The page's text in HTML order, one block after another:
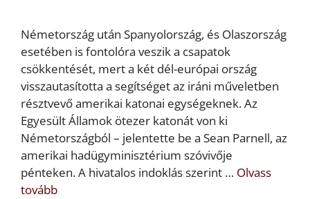
Németország után Spanyolország, és Olaszország
esetében is fontolóra veszik a csapatok
csökkentését, mert a két dél-európai ország
visszautasította a segítséget az iráni műveletben
résztvevő amerikai katonai egységeknek. Az
Egyesült Államok ötezer katonát von ki
Németországból – jelentette be a Sean Parnell, az
amerikai hadügyminisztérium szóvivője
pénteken. A hivatalos indoklás szerint … Olvass
tovább